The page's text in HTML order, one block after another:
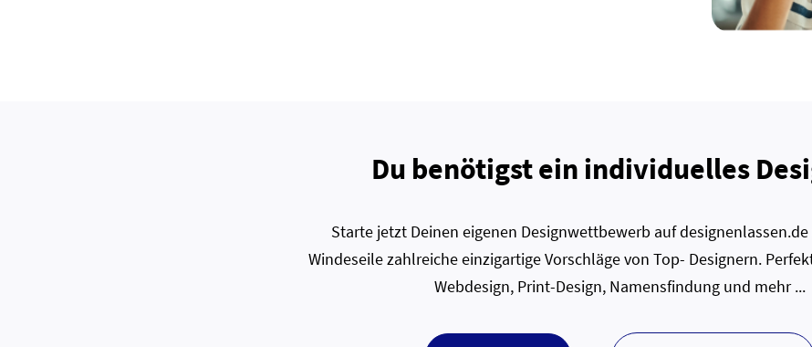
Du benötigst ein individuelles
Starte jetzt Deinen eigenen Designwettbewerb auf
Windeseile zahlreiche einzigartige Vorschläge von Top- Designern.
Webdesign, Print-Design, Namensfindung und mehr ...